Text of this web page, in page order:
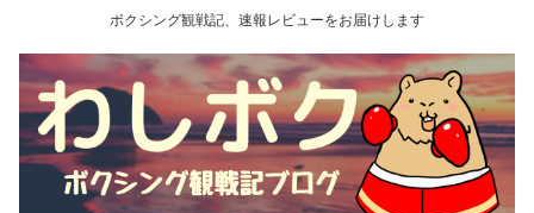
ボクシング観戦記、速報レビューをお届けします